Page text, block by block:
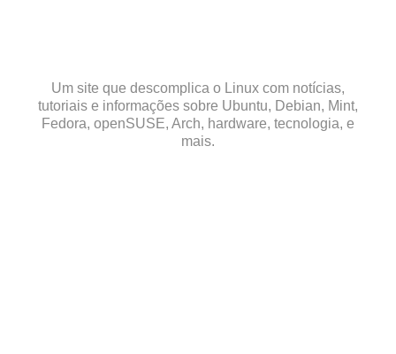
Um site que descomplica o Linux com notícias,
tutoriais e informações sobre Ubuntu, Debian, Mint,
Fedora, openSUSE, Arch, hardware, tecnologia, e
mais.